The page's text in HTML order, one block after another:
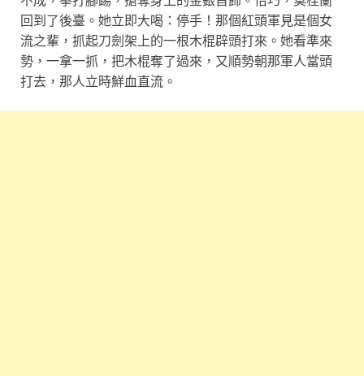
回到了後臺。她立即大喝：停手！那個紅頭軍見是個女
流之輩，抓起刀劍架上的一根木棍辟頭打來。她看準來
勢，一拿一抓，把木棍奪了過來，又順勢朝那軍人當頭
打去，那人立時鮮血直流。